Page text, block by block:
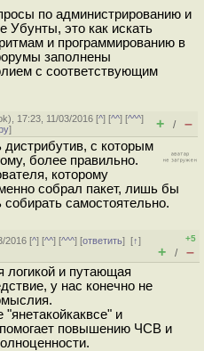
по администрированию и
Убунты, это как искать
и программированию в
заполнены
с соответствующим
), 17:23, 11/03/2016 [^] [^^] [^^^]
] + / –
с которым
более правильно.
которому
собрал пакет, лишь бы
собирать самостоятельно.
2016 [^] [^^] [^^^] [ответить][↑]
+5
+ / –
и путающая
у нас конечно не
и
повышению ЧСВ и